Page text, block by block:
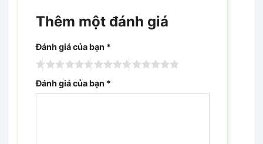
Thêm một đánh giá
Đánh giá của bạn *
Đánh giá của bạn *